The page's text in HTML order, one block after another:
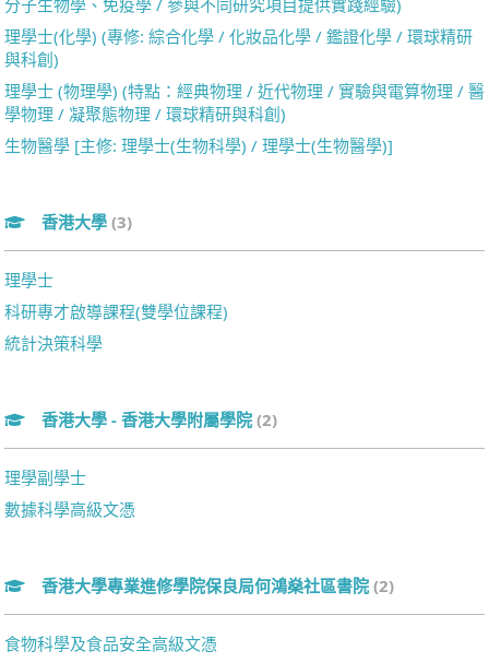
分子生物學、免疫學 / 參與不同研究項目提供實踐經驗)
理學士(化學) (專修: 綜合化學 / 化妝品化學 / 鑑證化學 / 環球精研
與科創)
理學士 (物理學) (特點：經典物理 / 近代物理 / 實驗與電算物理 / 醫
學物理 / 凝聚態物理 / 環球精研與科創)
生物醫學 [主修: 理學士(生物科學) / 理學士(生物醫學)]
香港大學 (3)
理學士
科研專才啟導課程(雙學位課程)
統計決策科學
香港大學 - 香港大學附屬學院 (2)
理學副學士
數據科學高級文憑
香港大學專業進修學院保良局何鴻燊社區書院 (2)
食物科學及食品安全高級文憑